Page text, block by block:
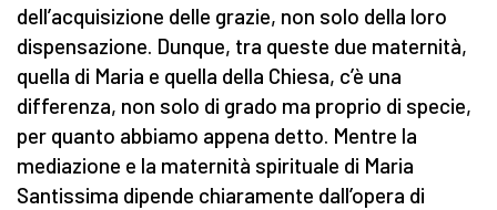
dell’acquisizione delle grazie, non solo della loro
dispensazione. Dunque, tra queste due maternità,
quella di Maria e quella della Chiesa, c’è una
differenza, non solo di grado ma proprio di specie,
per quanto abbiamo appena detto. Mentre la
mediazione e la maternità spirituale di Maria
Santissima dipende chiaramente dall’opera di